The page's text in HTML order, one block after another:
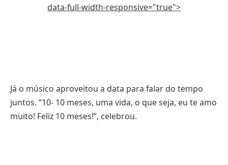
data-full-width-responsive="true">
Já o músico aproveitou a data para falar do tempo
juntos. “10- 10 meses, uma vida, o que seja, eu te amo
muito! Feliz 10 meses!”, celebrou.